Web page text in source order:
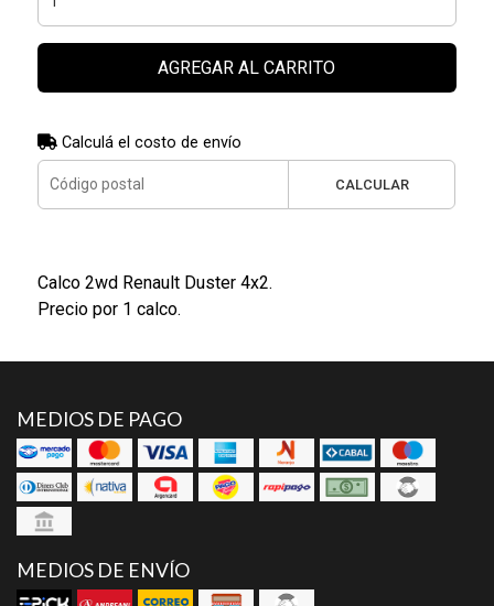
AGREGAR AL CARRITO
Calculá el costo de envío
CALCULAR
Calco 2wd Renault Duster 4x2.
Precio por 1 calco.
MEDIOS DE PAGO
MEDIOS DE ENVÍO